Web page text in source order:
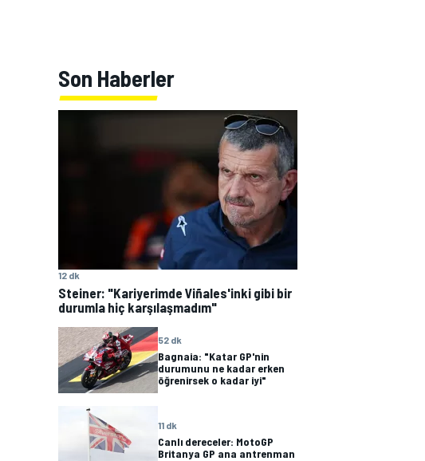
Son Haberler
12 dk
Steiner: "Kariyerimde Viñales'inki gibi bir
durumla hiç karşılaşmadım"
52 dk
Bagnaia: "Katar GP'nin
durumunu ne kadar erken
öğrenirsek o kadar iyi"
11 dk
Canlı dereceler: MotoGP
Britanya GP ana antrenman